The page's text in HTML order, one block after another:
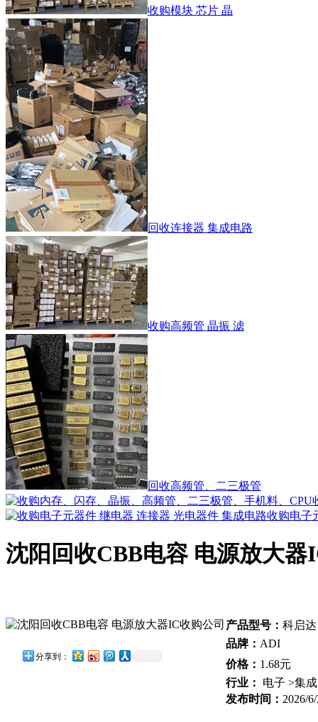
收购模块 芯片 晶
回收连接器 集成电路
收购高频管 晶振 滤
回收高频管、二三极管
收购电子
沈阳回收CBB电容 电源放大器
分享到：
产品型号： 科启达
品牌： ADI
价格： 1.68元
行业：
电子 >集
发布时间： 2026/